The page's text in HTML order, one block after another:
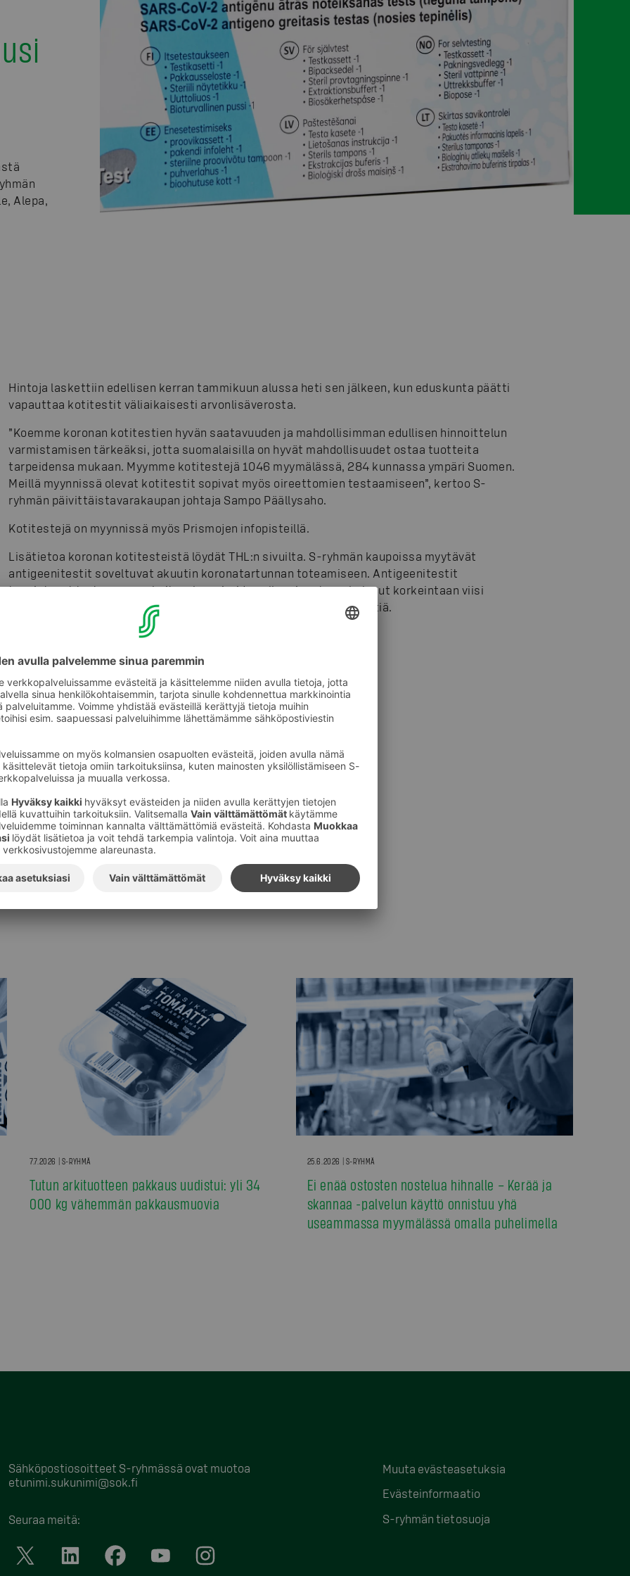
Alepa,
Hintoja laskettiin edellisen kerran tammikuun alussa heti sen jälkeen, kun eduskunta päätti
vapauttaa kotitestit väliaikaisesti arvonlisäverosta.
”Koemme koronan kotitestien hyvän saatavuuden ja mahdollisimman edullisen hinnoittelun
varmistamisen tärkeäksi, jotta suomalaisilla on hyvät mahdollisuudet ostaa tuotteita
tarpeidensa mukaan. Myymme kotitestejä 1046 myymälässä, 284 kunnassa ympäri Suomen.
Meillä myynnissä olevat kotitestit sopivat myös oireettomien testaamiseen”, kertoo S-
ryhmän päivittäistavarakaupan johtaja Sampo Päällysaho.
Kotitestejä on myynnissä myös Prismojen infopisteillä.
Lisätietoa koronan kotitesteistä löydät THL:n sivuilta. S-ryhmän kaupoissa myytävät
antigeenitestit soveltuvat akuutin koronatartunnan toteamiseen. Antigeenitestit
tunnistavat tartunnan parhaiten, kun oireiden alkamisesta on kulunut korkeintaan viisi
päivää. Kotitesti ei korvaa terveydenhuollossa tehtävää koronatestiä.
Tilaa S-ryhmän tiedotteet
7.7.2026 | S-RYHMÄ
Tutun arkituotteen pakkaus uudistui: yli 34
000 kg vähemmän pakkausmuovia
25.6.2026 | S-RYHMÄ
Ei enää ostosten nostelua hihnalle – Kerää ja
skannaa -palvelun käyttö onnistuu yhä
useammassa myymälässä omalla puhelimella
Sähköpostiosoitteet S-ryhmässä ovat muotoa
etunimi.sukunimi@sok.fi
Seuraa meitä:
Muuta evästeasetuksia
Evästeinformaatio
S-ryhmän tietosuoja